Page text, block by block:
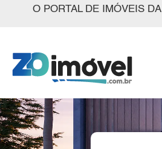
O PORTAL DE IMÓVEIS DA